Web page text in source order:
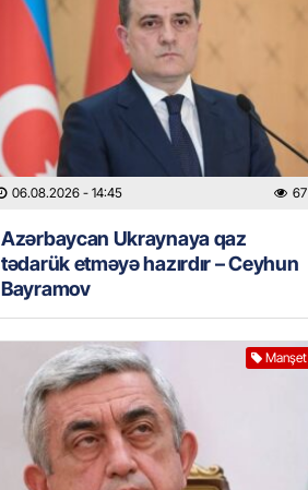
06.08.2026 - 14:45 67
Azərbaycan Ukraynaya qaz
tədarük etməyə hazırdır – Ceyhun
Bayramov
Manşet